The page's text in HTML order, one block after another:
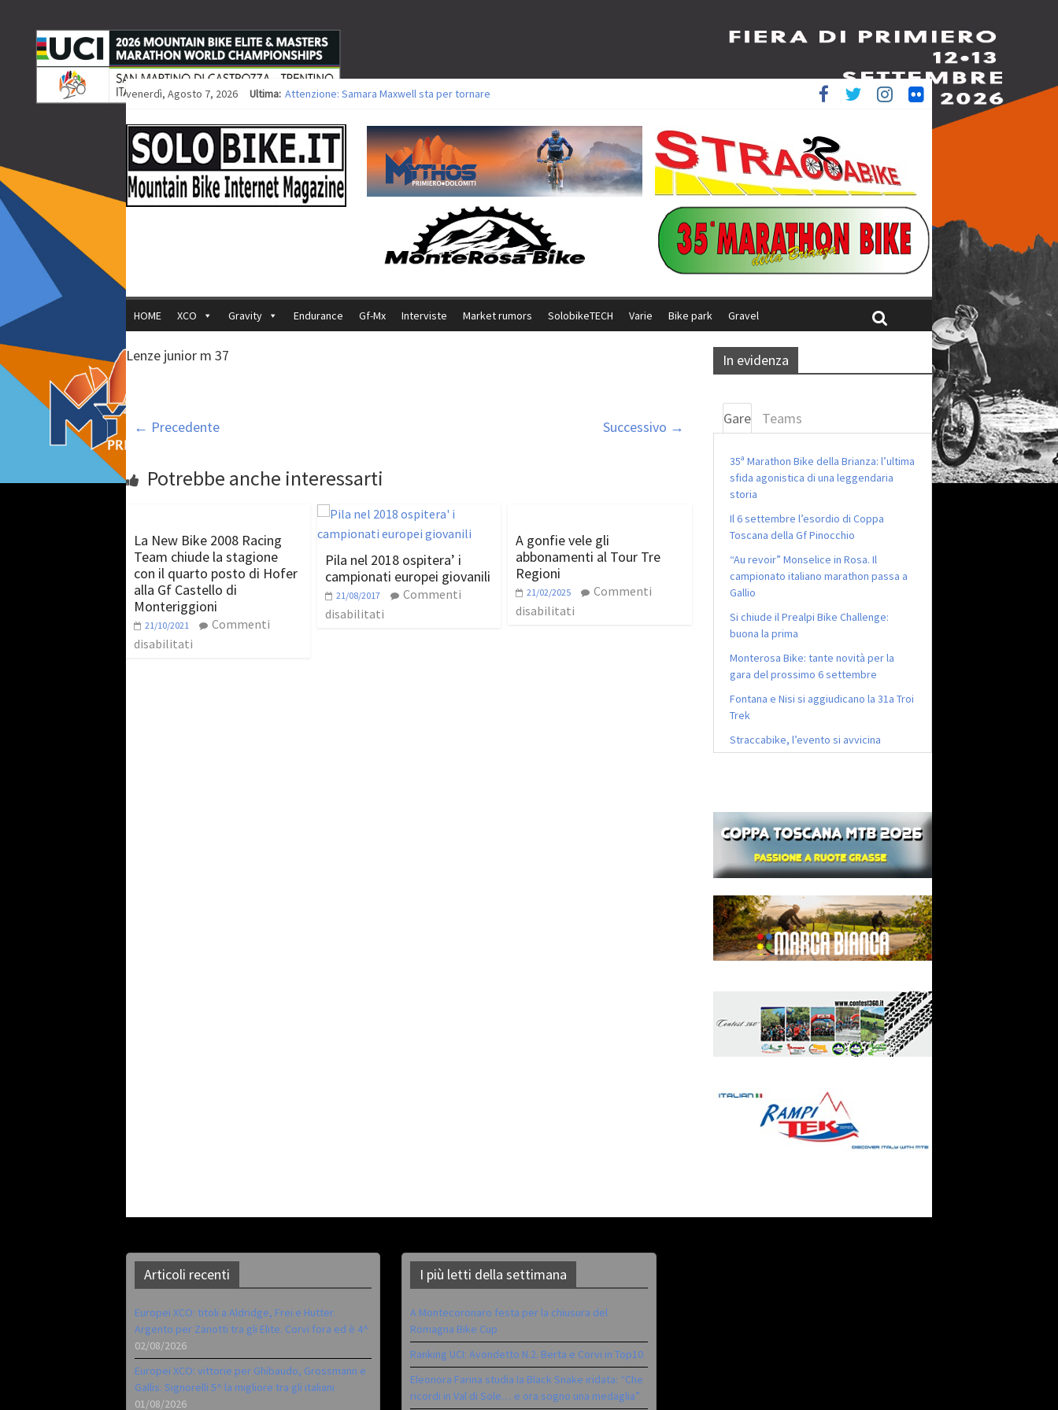
venerdì, Agosto 7, 2026 Ultima: Attenzione: Samara Maxwell sta per tornare
Europei XCO: vittorie per Ghibaudo, Grossmann e Gallis. Signorelli 5^ la migliore tra gli italiani
35ª Marathon Bike della Brianza: l’ultima sfida agonistica di una leggendaria storia
Europei MTB: il Team Relay firma il secondo argento azzurro a Monteceneri
HOME XCO Gravity Endurance Gf-Mx Interviste Market rumors SolobikeTECH Varie Bike park Gravel
Lenze junior m 37
← Precedente Successivo →
Potrebbe anche interessarti
La New Bike 2008 Racing
Team chiude la stagione
con il quarto posto di Hofer
alla Gf Castello di
Monteriggioni
21/10/2021
Commenti
disabilitati
Pila nel 2018 ospitera’ i
campionati europei giovanili
21/08/2017
Commenti
disabilitati
A gonfie vele gli
abbonamenti al Tour Tre
Regioni
21/02/2025
Commenti
disabilitati
In evidenza
Gare Teams
35ª Marathon Bike della Brianza: l’ultima
sfida agonistica di una leggendaria
storia
Il 6 settembre l’esordio di Coppa
Toscana della Gf Pinocchio
“Au revoir” Monselice in Rosa. Il
campionato italiano marathon passa a
Gallio
Si chiude il Prealpi Bike Challenge:
buona la prima
Monterosa Bike: tante novità per la
gara del prossimo 6 settembre
Fontana e Nisi si aggiudicano la 31a Troi
Trek
Straccabike, l’evento si avvicina
Articoli recenti
Europei XCO: titoli a Aldridge, Frei e Hutter.
Argento per Zanotti tra gli Elite. Corvi fora ed è 4^
02/08/2026
Europei XCO: vittorie per Ghibaudo, Grossmann e
Gallis. Signorelli 5^ la migliore tra gli italiani
01/08/2026
I più letti della settimana
A Montecoronaro festa per la chiusura del
Romagna Bike Cup
Ranking UCI: Avondetto N.2. Berta e Corvi in Top10
Eleonora Farina studia la Black Snake iridata: “Che
ricordi in Val di Sole… e ora sogno una medaglia”